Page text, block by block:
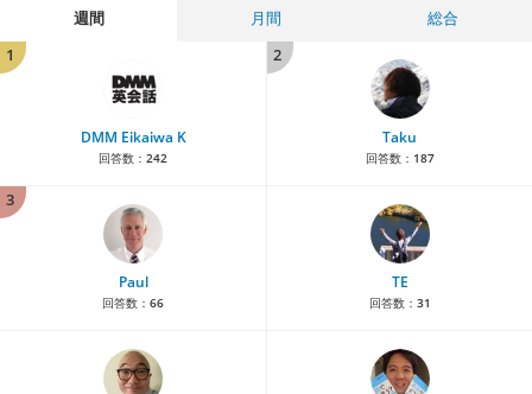
週間 月間
総合
1
DMM Eikaiwa K
回答数： 242
2
Taku
回答数： 187
3
Paul
回答数： 66
TE
回答数： 31